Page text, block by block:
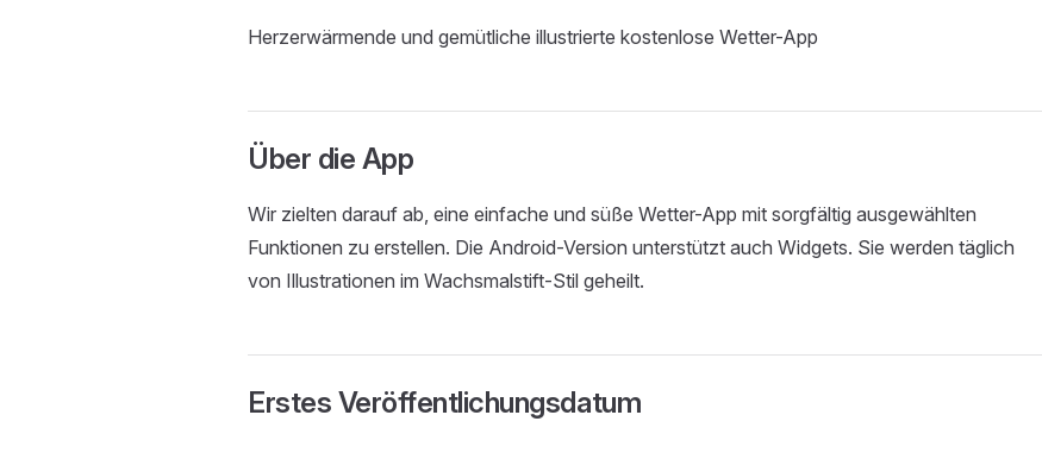
Herzerwärmende und gemütliche illustrierte kostenlose Wetter-App
Über die App
Wir zielten darauf ab, eine einfache und süße Wetter-App mit sorgfältig ausgewählten
Funktionen zu erstellen. Die Android-Version unterstützt auch Widgets. Sie werden täglich
von Illustrationen im Wachsmalstift-Stil geheilt.
Erstes Veröffentlichungsdatum